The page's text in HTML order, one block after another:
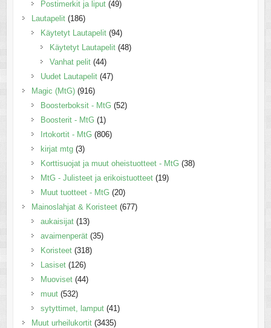
Postimerkit ja liput (49)
Lautapelit (186)
Käytetyt Lautapelit (94)
Käytetyt Lautapelit (48)
Vanhat pelit (44)
Uudet Lautapelit (47)
Magic (MtG) (916)
Boosterboksit - MtG (52)
Boosterit - MtG (1)
Irtokortit - MtG (806)
kirjat mtg (3)
Korttisuojat ja muut oheistuotteet - MtG (38)
MtG - Julisteet ja erikoistuotteet (19)
Muut tuotteet - MtG (20)
Mainoslahjat & Koristeet (677)
aukaisijat (13)
avaimenperät (35)
Koristeet (318)
Lasiset (126)
Muoviset (44)
muut (532)
sytyttimet, lamput (41)
Muut urheilukortit (3435)